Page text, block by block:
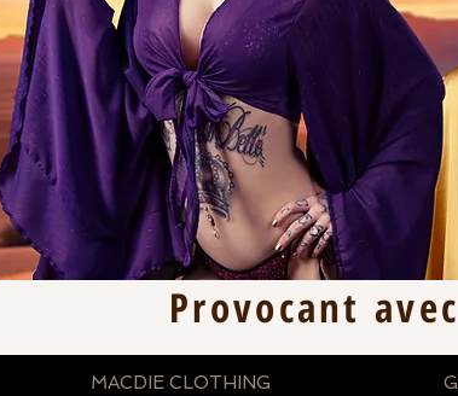
Provocant
MACDIE CLOTHING